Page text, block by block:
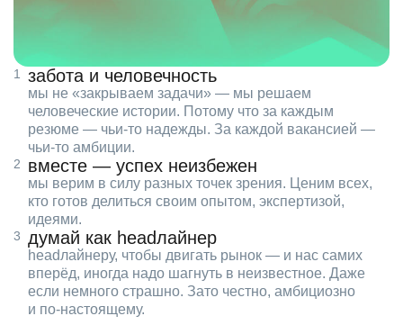
забота и человечность
мы не «закрываем задачи» — мы решаем
человеческие истории. Потому что за каждым
резюме — чьи‑то надежды. За каждой вакансией —
чьи‑то амбиции.
вместе — успех неизбежен
мы верим в силу разных точек зрения. Ценим всех,
кто готов делиться своим опытом, экспертизой,
идеями.
думай как headлайнер
headлайнеру, чтобы двигать рынок — и нас самих
вперёд, иногда надо шагнуть в неизвестное. Даже
если немного страшно. Зато честно, амбициозно
и по‑настоящему.